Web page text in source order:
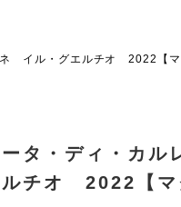
イル・グエルチオ 2022【マ
タ・ディ・カル
チオ 2022【マ